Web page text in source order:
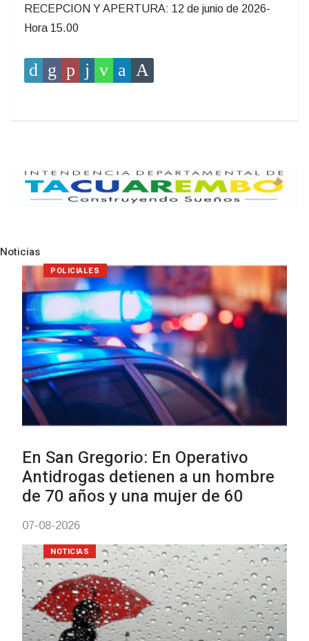
RECEPCION Y APERTURA: 12 de junio de 2026-
Hora 15.00
Noticias
con dos cursos de formación
03-08-2026
NOTICIAS